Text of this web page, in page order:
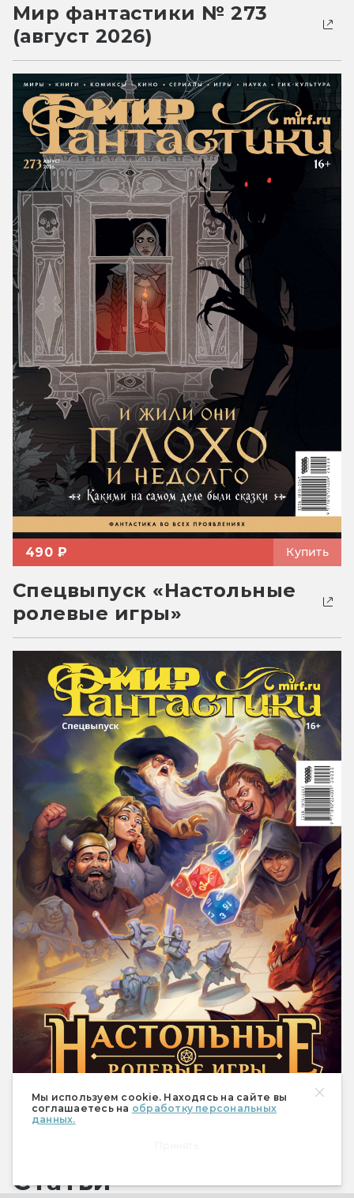
Мы используем cookie. Находясь на сайте вы
соглашаетесь на обработку персональных
данных.
Мир фантастики № 273
(август 2026)
490 ₽ Купить
Спецвыпуск «Настольные
ролевые игры»
1 490 ₽
Статьи